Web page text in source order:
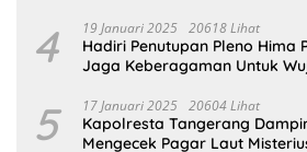
4 19 Januari 2025 20618 Lihat
Hadiri Penutupan Pleno Hima
Jaga Keberagaman Untuk
5 17 Januari 2025 20604 Lihat
Kapolresta Tangerang
Mengecek Pagar Laut